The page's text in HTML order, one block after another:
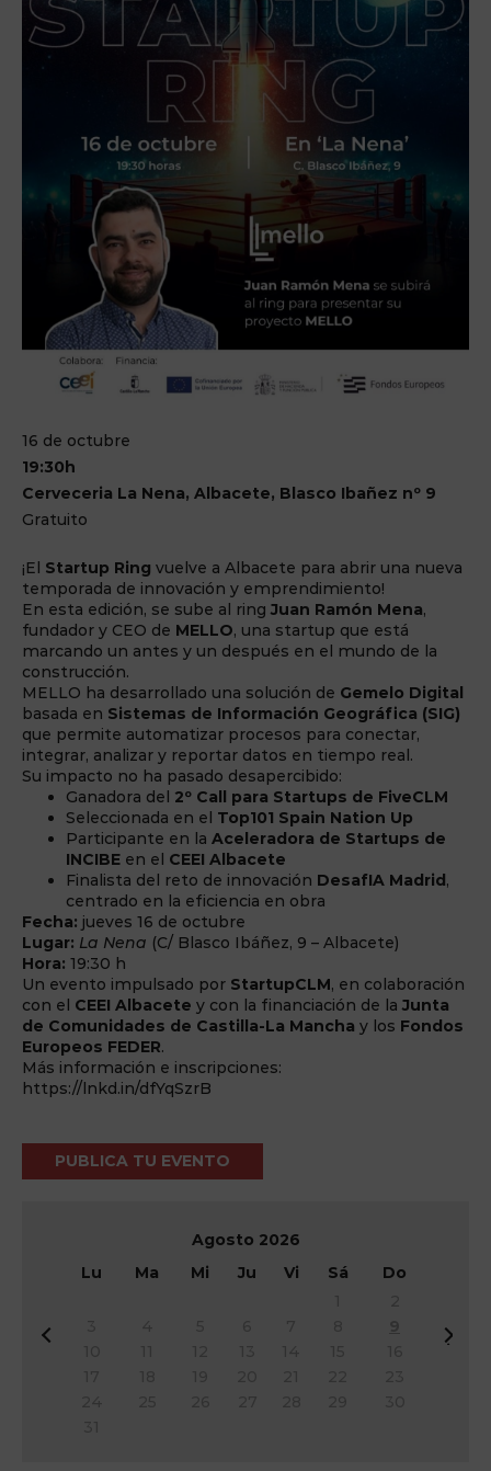
16 de octubre
19:30h
Cerveceria La Nena, Albacete, Blasco Ibañez nº 9
Gratuito
¡El Startup Ring vuelve a Albacete para abrir una nueva
temporada de innovación y emprendimiento!
En esta edición, se sube al ring Juan Ramón Mena,
fundador y CEO de MELLO, una startup que está
marcando un antes y un después en el mundo de la
construcción.
MELLO ha desarrollado una solución de Gemelo Digital
basada en Sistemas de Información Geográfica (SIG)
que permite automatizar procesos para conectar,
integrar, analizar y reportar datos en tiempo real.
Su impacto no ha pasado desapercibido:
Ganadora del 2º Call para Startups de FiveCLM
Seleccionada en el Top101 Spain Nation Up
Participante en la Aceleradora de Startups de
INCIBE en el CEEI Albacete
Finalista del reto de innovación DesafIA Madrid,
centrado en la eficiencia en obra
Fecha: jueves 16 de octubre
Lugar: La Nena (C/ Blasco Ibáñez, 9 – Albacete)
Hora: 19:30 h
Un evento impulsado por StartupCLM, en colaboración
con el CEEI Albacete y con la financiación de la Junta
de Comunidades de Castilla-La Mancha y los Fondos
Europeos FEDER.
Más información e inscripciones:
https://lnkd.in/dfYqSzrB
PUBLICA TU EVENTO
Si
Agosto 2026
Lu
Ma Mi Ju Vi Sá
Do